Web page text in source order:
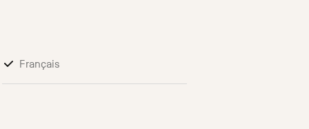
Français